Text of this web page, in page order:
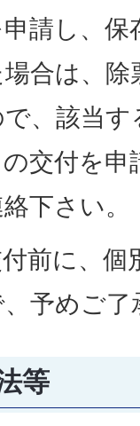
請し、
合は、
で、該当
交付を
下さい。
前に、
予めご了
等